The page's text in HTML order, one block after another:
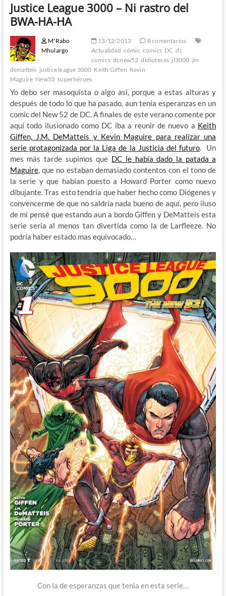
Justice League 3000 – Ni rastro del
BWA-HA-HA
M'Rabo
Mhulargo
13/12/2013
8 comentarios
Actualidad cómic comics DC dc
comics dcnew52 didioteces jl3000 jm
dematteis justice league 3000 Keith Giffen Kevin
Maguire New52 superhéroes
Yo debo ser masoquista o algo así, porque a estas alturas y
después de todo lo que ha pasado, aun tenía esperanzas en un
comic del New 52 de DC. A finales de este verano comente por
aquí todo ilusionado como DC iba a reunir de nuevo a Keith
Giffen, J.M. DeMatteis y Kevin Maguire para realizar una
serie protagonizada por la Liga de la Justicia del futuro. Un
mes más tarde supimos que DC le había dado la patada a
Maguire, que no estaban demasiado contentos con el tono de
la serie y que habían puesto a Howard Porter como nuevo
dibujante. Tras esto tendría que haber hecho como Diógenes y
convencerme de que no saldría nada bueno de aquí, pero iluso
de mí pensé que estando aun a bordo Giffen y DeMatteis esta
serie seria al menos tan divertida como la de Larfleeze. No
podría haber estado mas equivocado…
Con la de esperanzas que tenia en esta serie…